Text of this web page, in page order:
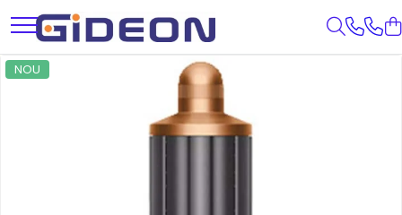
Toate Produsele
NOU